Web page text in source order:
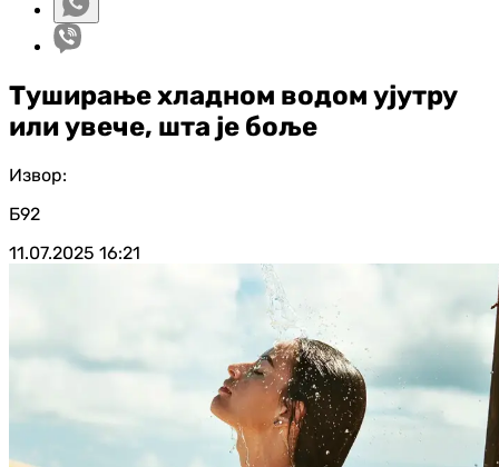
Туширање хладном водом ујутру
или увече, шта је боље
Извор:
Б92
11.07.2025 16:21